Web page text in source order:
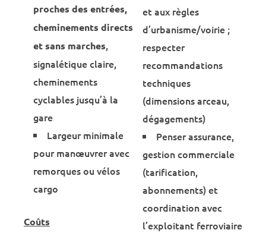
proches des entrées,
cheminements directs
et sans marches,
signalétique claire,
cheminements
cyclables jusqu’à la
gare
Largeur minimale
pour manœuvrer avec
remorques ou vélos
cargo
Coûts
et aux règles
d’urbanisme/voirie ;
respecter
recommandations
techniques
(dimensions arceau,
dégagements)
Penser assurance,
gestion commerciale
(tarification,
abonnements) et
coordination avec
l’exploitant ferroviaire